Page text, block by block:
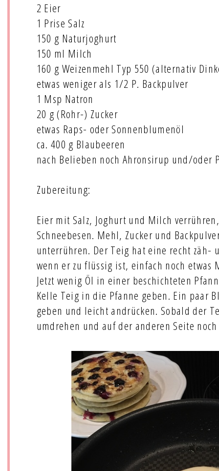
2 Eier
1 Prise Salz
150 g Naturjoghurt
150 ml Milch
160 g Weizenmehl Typ 550 (alternativ
etwas weniger als 1/2 P. Backpulver
1 Msp Natron
20 g (Rohr-) Zucker
etwas Raps- oder Sonnenblumenöl
ca. 400 g Blaubeeren
nach Belieben noch Ahronsirup und/oder
Zubereitung:
Eier mit Salz, Joghurt und Milch
Schneebesen. Mehl, Zucker und
unterrühren. Der Teig hat eine recht zäh-
wenn er zu flüssig ist, einfach noch etwas
Jetzt wenig Öl in einer beschichteten
Kelle Teig in die Pfanne geben. Ein paar
geben und leicht andrücken. Sobald der
umdrehen und auf der anderen Seite